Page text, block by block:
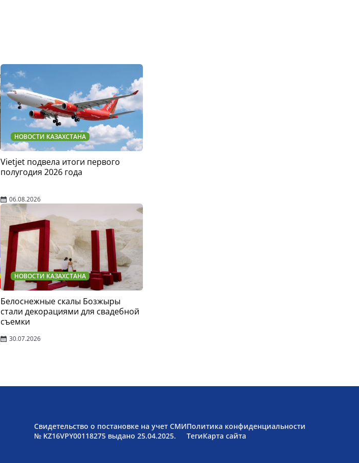
НОВОСТИ КАЗАХСТАНА
Vietjet подвела итоги первого
полугодия 2026 года
06.08.2026
НОВОСТИ КАЗАХСТАНА
Белоснежные скалы Бозжыры
стали декорациями для свадебной
съемки
30.07.2026
Свидетельство о постановке на учет СМИ
№ KZ16VPY00118275 выдано 25.04.2025.
Политика конфиденциальности
ТегиКарта сайта